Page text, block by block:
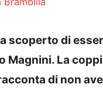
scoperto di
Magnini. La
di non